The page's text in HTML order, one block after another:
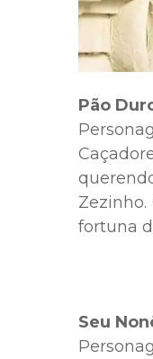
Pão
fortuna
Seu